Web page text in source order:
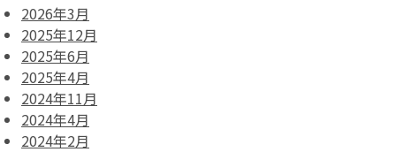
2026年3月
2025年12月
2025年6月
2025年4月
2024年11月
2024年4月
2024年2月